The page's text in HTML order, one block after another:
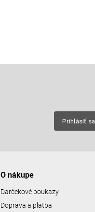
Prihlásiť sa
O nákupe
Darčekové poukazy
Doprava a platba